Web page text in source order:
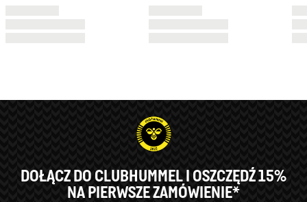
DOŁĄCZ DO CLUBHUMMEL I OSZCZĘDŹ 15%
NA PIERWSZE ZAMÓWIENIE*